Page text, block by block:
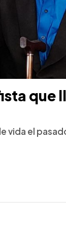
que
vida el